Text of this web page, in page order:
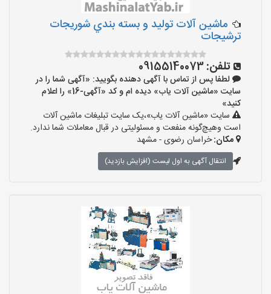
ماشین آلات توليد و بسته بندي شوريجات
ترشيجات
تلفن:09155140073
لطفا پس از تماس با آگهی دهنده بگویید: «آگهی شما را در
سایت «ماشین آلات یاب» دیده ام و کد «آگهی-16» را اعلام
کنید»
سایت «ماشین آلات یاب»،یک سایت تبلیغات ماشین آلات
است وهیچ‌گونه منفعت و مسئولیتی در قبال معاملات شما ندارد.
مکان:خراسان رضوی - مشهد
انتقال آگهی به اول لیست (افزایش بازدید)